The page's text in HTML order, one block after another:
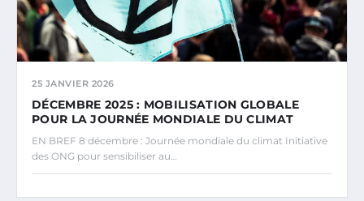
25 JANVIER 2026
DÉCEMBRE 2025 : MOBILISATION GLOBALE
POUR LA JOURNÉE MONDIALE DU CLIMAT
EN BREF 8 décembre : Journée mondiale du climat Initiative
des ONG pour sensibiliser au…